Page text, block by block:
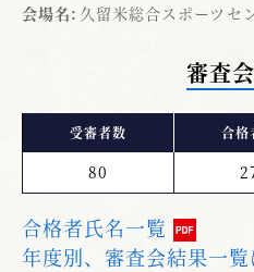
会場名: 久留米総合スポーツセ
審査
受審者数 合格
80
合格者氏名一覧
年度別、審査会結果一